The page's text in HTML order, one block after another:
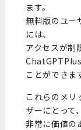
ます。
無料版のユ
には、
アクセスが制
ことができま
これらのメ
ザーにとって、
非常に価値の